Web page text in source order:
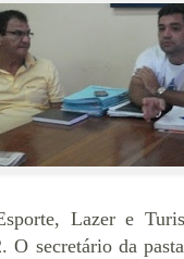
Lazer e
O secretário da